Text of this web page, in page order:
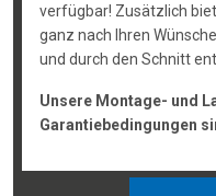
verfügbar! Zusätzlich
ganz nach Ihren
und durch den Schnitt
Unsere Montage- und
Garantiebedingungen